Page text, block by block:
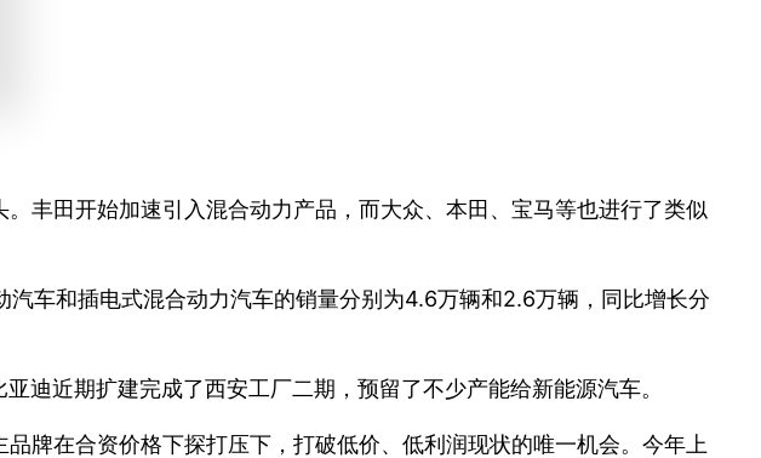
丰田开始加速引入混合动力产品，而大众、本田、宝马等也进行了类似
车和插电式混合动力汽车的销量分别为4.6万辆和2.6万辆，同比增长分
迪近期扩建完成了西安工厂二期，预留了不少产能给新能源汽车。
牌在合资价格下探打压下，打破低价、低利润现状的唯一机会。今年上